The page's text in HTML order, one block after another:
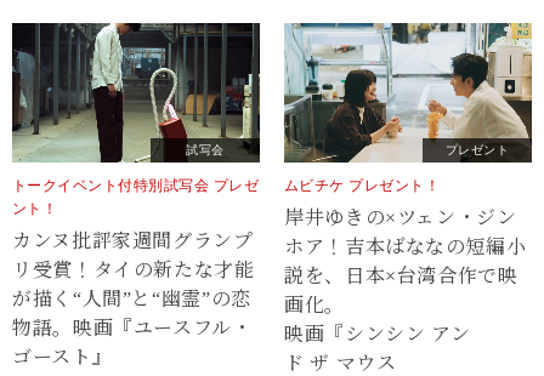
試写会
トークイベント付特別試写会 プレゼ
ント！
カンヌ批評家週間グランプ
リ受賞！タイの新たな才能
が描く“⼈間”と“幽霊”の恋
物語。映画『ユースフル・
ゴースト』
プレゼント
ムビチケ プレゼント！
岸井ゆきの×ツェン・ジン
ホア！吉本ばななの短編小
説を、日本×台湾合作で映
画化。
映画『シンシン アン
ド ザ マウス